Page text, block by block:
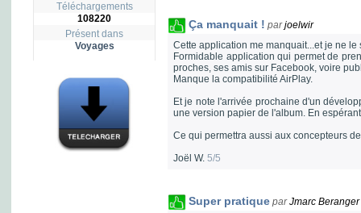
Téléchargements
108220
Présent dans
Voyages
Ça manquait ! parjoelwir
Cette application me manquait...et je ne le
Formidable application qui permet de
proches, ses amis sur Facebook, voire
Manque la compatibilité AirPlay.
Et je note l'arrivée prochaine d'un
une version papier de l'album. En
Ce qui permettra aussi aux concepteurs
Joël W. 5/5
Super pratique parJmarc Beranger